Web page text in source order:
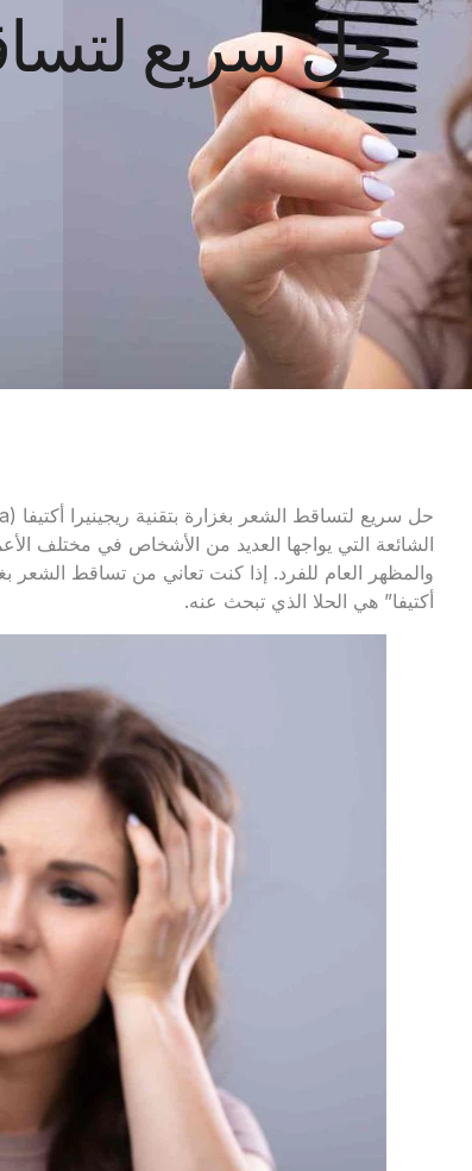
حل سريع
الشائعة التي يواجها العديد من الأشخاص في مختلف
والمظهر العام للفرد. إذا كنت تعاني من تساقط الشعر
أكتيفا” هي الحلا الذي تبحث عنه.